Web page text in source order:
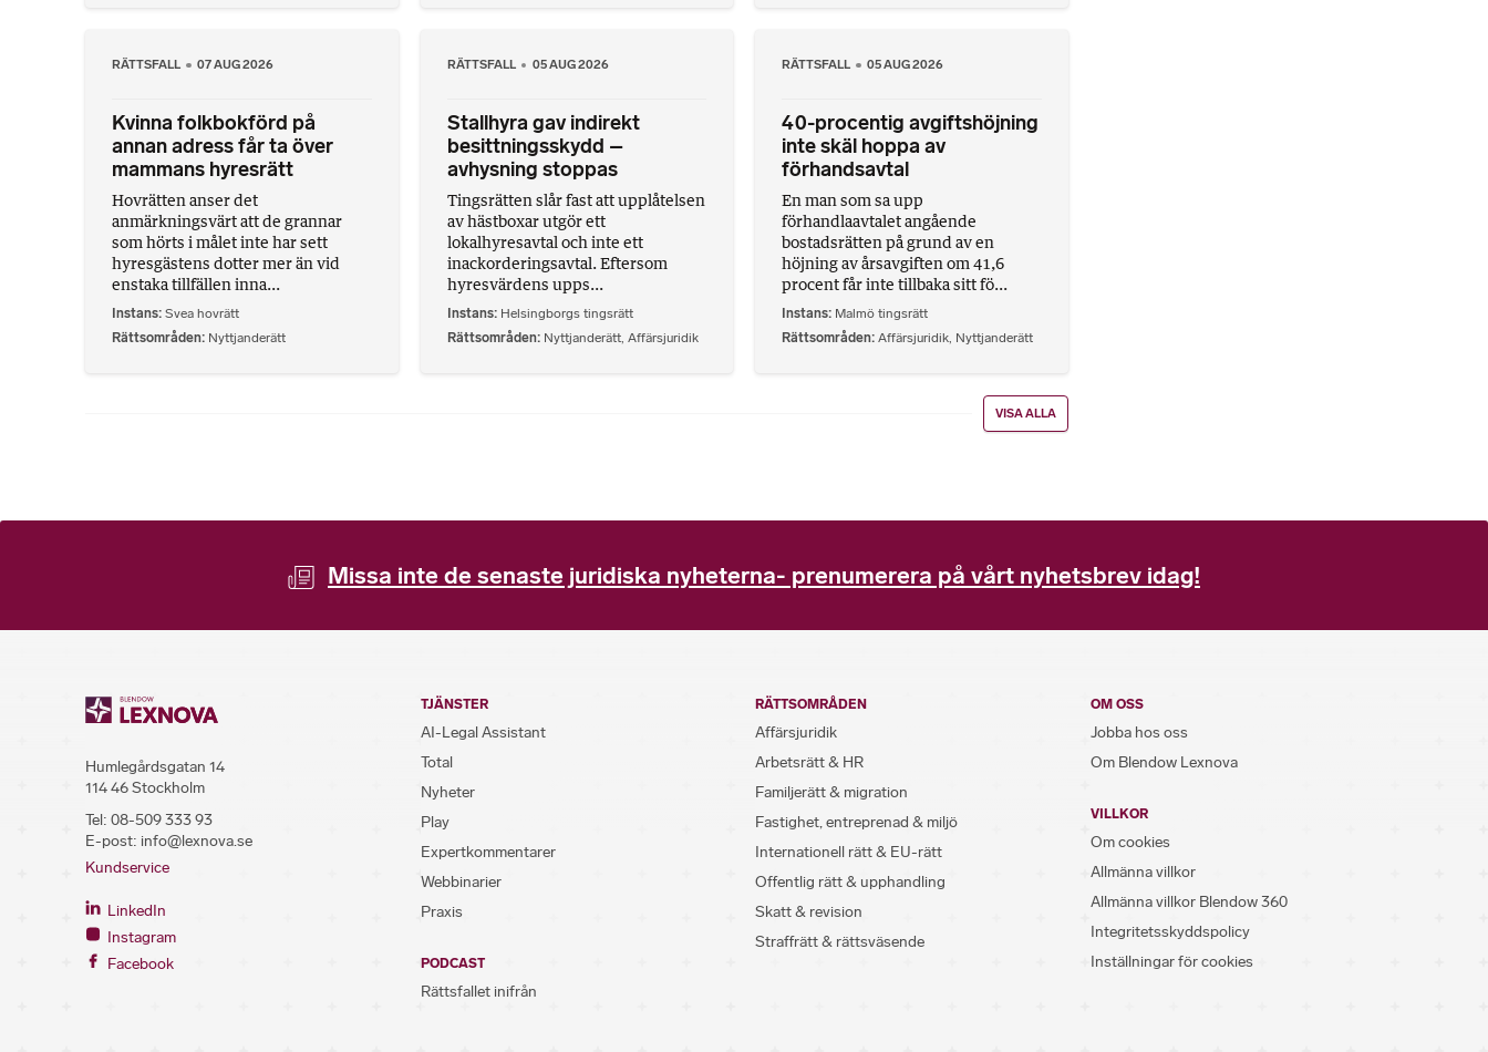
RÄTTSFALL 07 AUG 2026
Kvinna folkbokförd på
annan adress får ta över
mammans hyresrätt
Hovrätten anser det
anmärkningsvärt att de grannar
som hörts i målet inte har sett
hyresgästens dotter mer än vid
enstaka tillfällen inna...
Instans Svea hovrätt
Rättsområden Nyttjanderätt
RÄTTSFALL 05 AUG 2026
Stallhyra gav indirekt
besittningsskydd –
avhysning stoppas
Tingsrätten slår fast att upplåtelsen
av hästboxar utgör ett
lokalhyresavtal och inte ett
inackorderingsavtal. Eftersom
hyresvärdens upps...
Instans Helsingborgs tingsrätt
Rättsområden Nyttjanderätt, Affärsjuridik
RÄTTSFALL 05 AUG 2026
40-procentig avgiftshöjning
inte skäl hoppa av
förhandsavtal
En man som sa upp
förhandlaavtalet angående
bostadsrätten på grund av en
höjning av årsavgiften om 41,6
procent får inte tillbaka sitt fö...
Instans Malmö tingsrätt
Rättsområden Affärsjuridik, Nyttjanderätt
VISA ALLA
Missa inte de senaste juridiska nyheterna- prenumerera på vårt nyhetsbrev idag!
Humlegårdsgatan 14
114 46 Stockholm
Tel: 08-509 333 93
E-post: info@lexnova.se
Kundservice
LinkedIn
Instagram
Facebook
TJÄNSTER
AI-Legal Assistant
Total
Nyheter
Play
Expertkommentarer
Webbinarier
Praxis
PODCAST
Rättsfallet inifrån
RÄTTSOMRÅDEN
Affärsjuridik
Arbetsrätt & HR
Familjerätt & migration
Fastighet, entreprenad & miljö
Internationell rätt & EU-rätt
Offentlig rätt & upphandling
Skatt & revision
Straffrätt & rättsväsende
OM OSS
Jobba hos oss
Om Blendow Lexnova
VILLKOR
Om cookies
Allmänna villkor
Allmänna villkor Blendow 360
Integritetsskyddspolicy
Inställningar för cookies